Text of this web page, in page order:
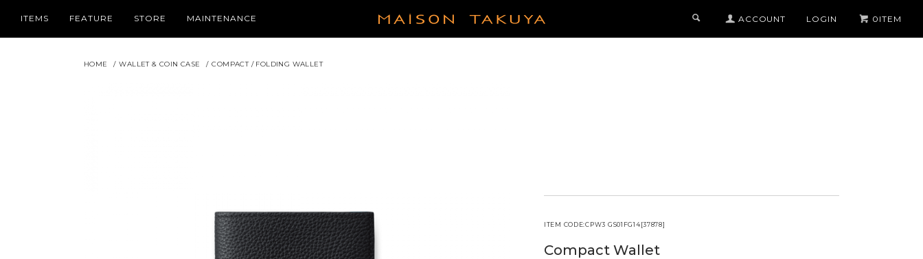
ITEMS
ALL 22 COLOR
FEATURE STORE MAINTENANCE ACCOUNT LOGIN 0ITEM
HOME / WALLET & COIN CASE / COMPACT / FOLDING WALLET
ITEM CODE:CPW3 GS01FG14[37878]
Compact Wallet